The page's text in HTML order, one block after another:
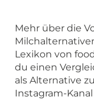
Mehr über die
Lexikon von
du einen
als Alternative
Instagram-